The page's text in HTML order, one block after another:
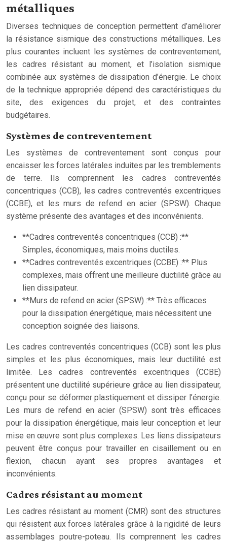
métalliques
Diverses techniques de conception permettent d’améliorer
la résistance sismique des constructions métalliques. Les
plus courantes incluent les systèmes de contreventement,
les cadres résistant au moment, et l’isolation sismique
combinée aux systèmes de dissipation d’énergie. Le choix
de la technique appropriée dépend des caractéristiques du
site, des exigences du projet, et des contraintes
budgétaires.
Systèmes de contreventement
Les systèmes de contreventement sont conçus pour
encaisser les forces latérales induites par les tremblements
de terre. Ils comprennent les cadres contreventés
concentriques (CCB), les cadres contreventés excentriques
(CCBE), et les murs de refend en acier (SPSW). Chaque
système présente des avantages et des inconvénients.
**Cadres contreventés concentriques (CCB) :**
Simples, économiques, mais moins ductiles.
**Cadres contreventés excentriques (CCBE) :** Plus
complexes, mais offrent une meilleure ductilité grâce au
lien dissipateur.
**Murs de refend en acier (SPSW) :** Très efficaces
pour la dissipation énergétique, mais nécessitent une
conception soignée des liaisons.
Les cadres contreventés concentriques (CCB) sont les plus
simples et les plus économiques, mais leur ductilité est
limitée. Les cadres contreventés excentriques (CCBE)
présentent une ductilité supérieure grâce au lien dissipateur,
conçu pour se déformer plastiquement et dissiper l’énergie.
Les murs de refend en acier (SPSW) sont très efficaces
pour la dissipation énergétique, mais leur conception et leur
mise en œuvre sont plus complexes. Les liens dissipateurs
peuvent être conçus pour travailler en cisaillement ou en
flexion, chacun ayant ses propres avantages et
inconvénients.
Cadres résistant au moment
Les cadres résistant au moment (CMR) sont des structures
qui résistent aux forces latérales grâce à la rigidité de leurs
assemblages poutre-poteau. Ils comprennent les cadres